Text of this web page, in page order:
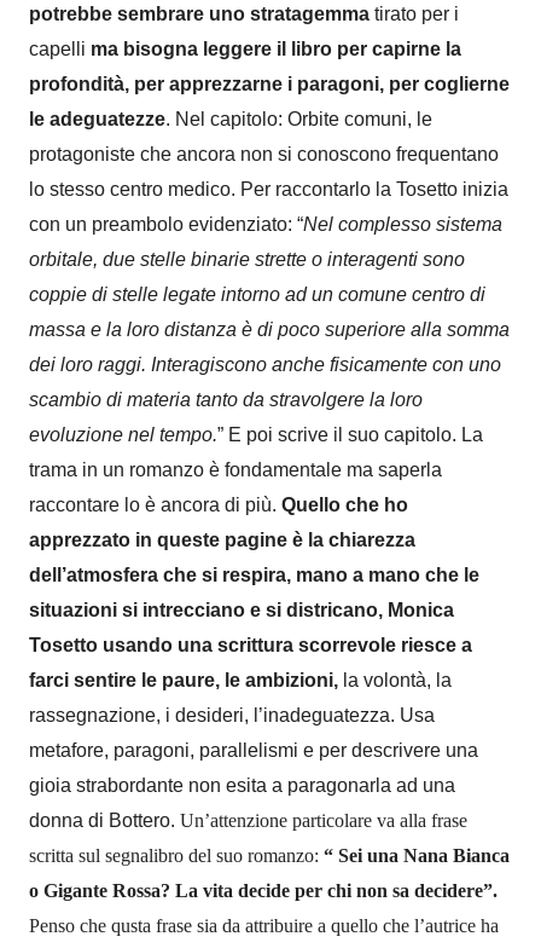
potrebbe sembrare uno stratagemma tirato per i
capelli ma bisogna leggere il libro per capirne la
profondità, per apprezzarne i paragoni, per coglierne
le adeguatezze. Nel capitolo: Orbite comuni, le
protagoniste che ancora non si conoscono frequentano
lo stesso centro medico. Per raccontarlo la Tosetto inizia
con un preambolo evidenziato: “Nel complesso sistema
orbitale, due stelle binarie strette o interagenti sono
coppie di stelle legate intorno ad un comune centro di
massa e la loro distanza è di poco superiore alla somma
dei loro raggi. Interagiscono anche fisicamente con uno
scambio di materia tanto da stravolgere la loro
evoluzione nel tempo.” E poi scrive il suo capitolo. La
trama in un romanzo è fondamentale ma saperla
raccontare lo è ancora di più. Quello che ho
apprezzato in queste pagine è la chiarezza
dell’atmosfera che si respira, mano a mano che le
situazioni si intrecciano e si districano, Monica
Tosetto usando una scrittura scorrevole riesce a
farci sentire le paure, le ambizioni, la volontà, la
rassegnazione, i desideri, l’inadeguatezza. Usa
metafore, paragoni, parallelismi e per descrivere una
gioia strabordante non esita a paragonarla ad una
donna di Bottero. Un’attenzione particolare va alla frase
scritta sul segnalibro del suo romanzo: “ Sei una Nana Bianca
o Gigante Rossa? La vita decide per chi non sa decidere”.
Penso che qusta frase sia da attribuire a quello che l’autrice ha